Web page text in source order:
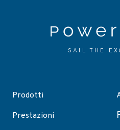
SAIL THE
Prodotti
Prestazioni